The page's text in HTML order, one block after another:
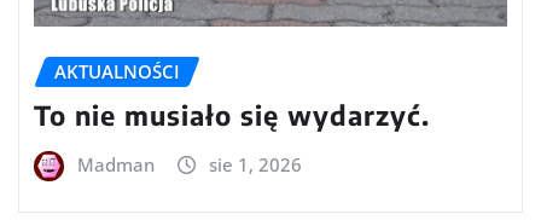
AKTUALNOŚCI
To nie musiało się wydarzyć.
Madman sie 1, 2026